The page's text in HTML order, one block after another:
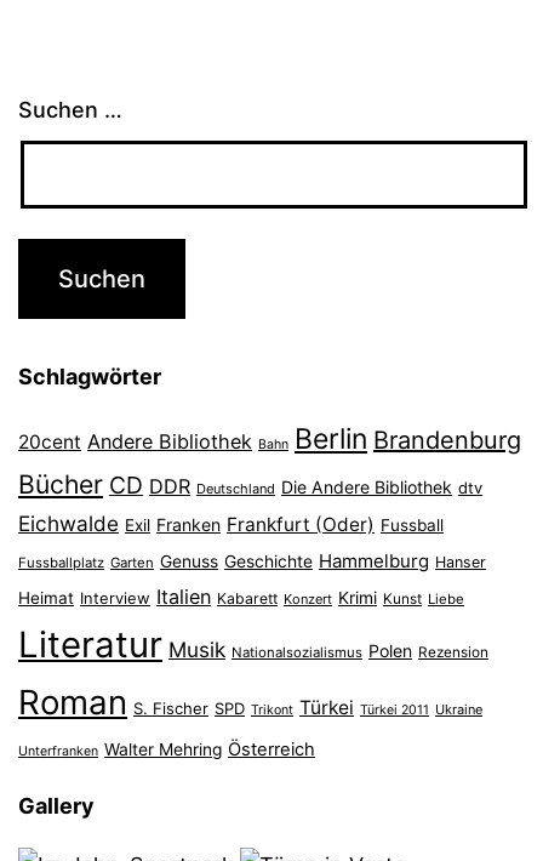
Suchen …
Schlagwörter
20cent Andere Bibliothek Bahn Berlin Brandenburg
Bücher CD DDR Deutschland Die Andere Bibliothek dtv
Eichwalde Exil Franken Frankfurt (Oder) Fussball
Fussballplatz Garten Genuss Geschichte Hammelburg Hanser
Heimat Interview Italien Kabarett Konzert Krimi Kunst Liebe
Literatur Musik Nationalsozialismus Polen Rezension
Roman S. Fischer SPD Trikont Türkei Türkei 2011 Ukraine
Unterfranken Walter Mehring Österreich
Gallery